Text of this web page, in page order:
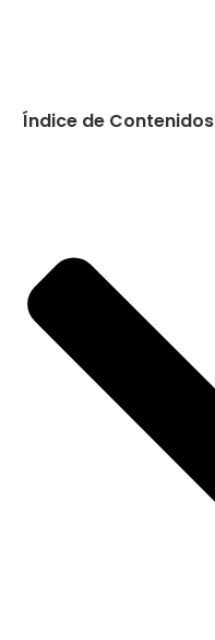
Índice de Contenidos